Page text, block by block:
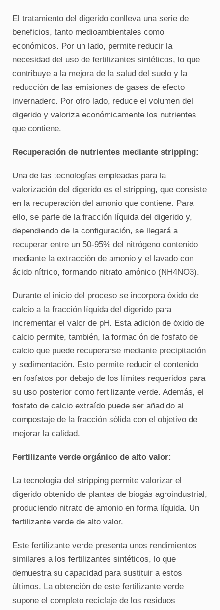
El tratamiento del digerido conlleva una serie de
beneficios, tanto medioambientales como
económicos. Por un lado, permite reducir la
necesidad del uso de fertilizantes sintéticos, lo que
contribuye a la mejora de la salud del suelo y la
reducción de las emisiones de gases de efecto
invernadero. Por otro lado, reduce el volumen del
digerido y valoriza económicamente los nutrientes
que contiene.
Recuperación de nutrientes mediante stripping:
Una de las tecnologías empleadas para la
valorización del digerido es el stripping, que consiste
en la recuperación del amonio que contiene. Para
ello, se parte de la fracción líquida del digerido y,
dependiendo de la configuración, se llegará a
recuperar entre un 50-95% del nitrógeno contenido
mediante la extracción de amonio y el lavado con
ácido nítrico, formando nitrato amónico (NH4NO3).
Durante el inicio del proceso se incorpora óxido de
calcio a la fracción líquida del digerido para
incrementar el valor de pH. Esta adición de óxido de
calcio permite, también, la formación de fosfato de
calcio que puede recuperarse mediante precipitación
y sedimentación. Esto permite reducir el contenido
en fosfatos por debajo de los límites requeridos para
su uso posterior como fertilizante verde. Además, el
fosfato de calcio extraído puede ser añadido al
compostaje de la fracción sólida con el objetivo de
mejorar la calidad.
Fertilizante verde orgánico de alto valor:
La tecnología del stripping permite valorizar el
digerido obtenido de plantas de biogás agroindustrial,
produciendo nitrato de amonio en forma líquida. Un
fertilizante verde de alto valor.
Este fertilizante verde presenta unos rendimientos
similares a los fertilizantes sintéticos, lo que
demuestra su capacidad para sustituir a estos
últimos. La obtención de este fertilizante verde
supone el completo reciclaje de los residuos